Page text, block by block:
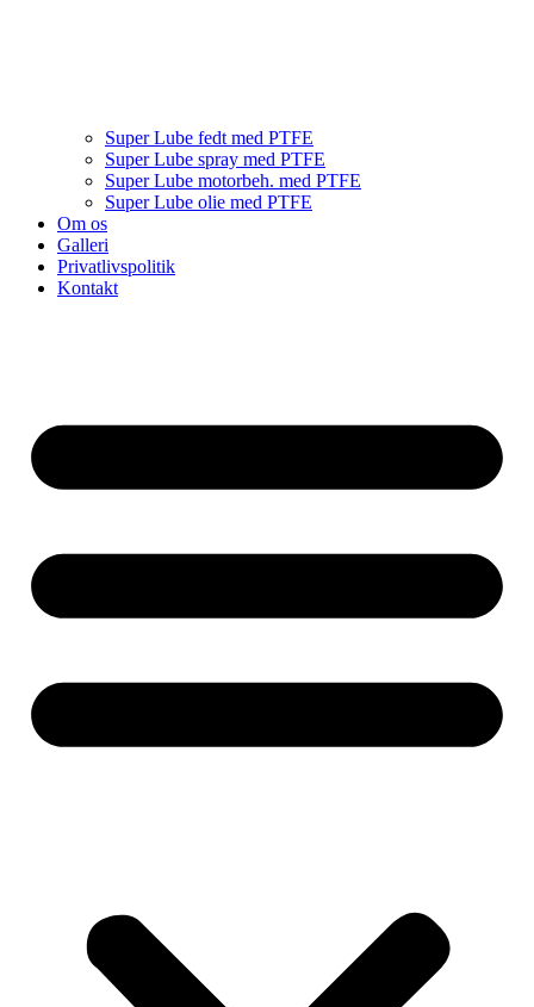
Super Lube fedt med PTFE
Super Lube spray med PTFE
Super Lube motorbeh. med PTFE
Super Lube olie med PTFE
Om os
Galleri
Privatlivspolitik
Kontakt